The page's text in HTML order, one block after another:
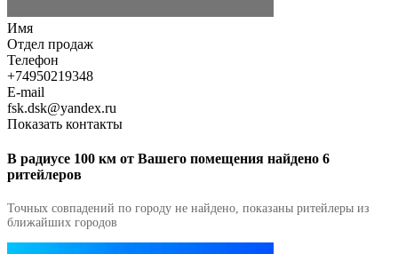
Имя
Отдел продаж
Телефон
+74950219348
E-mail
fsk.dsk@yandex.ru
Показать контакты
В радиусе 100 км от Вашего помещения найдено 6
ритейлеров
Точных совпадений по городу не найдено, показаны ритейлеры из
ближайших городов